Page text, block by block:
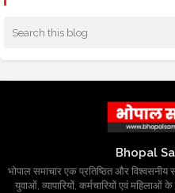
Bhopal
भोपाल समाचार एक प्रतिष्ठित और विश्वसनीय
युवाओं, व्यापारियों, कर्मचारियों एवं महिलाओं